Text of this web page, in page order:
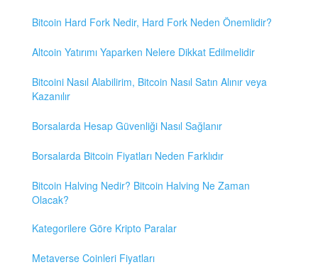
Bitcoin Hard Fork Nedir, Hard Fork Neden Önemlidir?
Altcoin Yatırımı Yaparken Nelere Dikkat Edilmelidir
Bitcoini Nasıl Alabilirim, Bitcoin Nasıl Satın Alınır veya
Kazanılır
Borsalarda Hesap Güvenliği Nasıl Sağlanır
Borsalarda Bitcoin Fiyatları Neden Farklıdır
Bitcoin Halving Nedir? Bitcoin Halving Ne Zaman
Olacak?
Kategorilere Göre Kripto Paralar
Metaverse Coinleri Fiyatları